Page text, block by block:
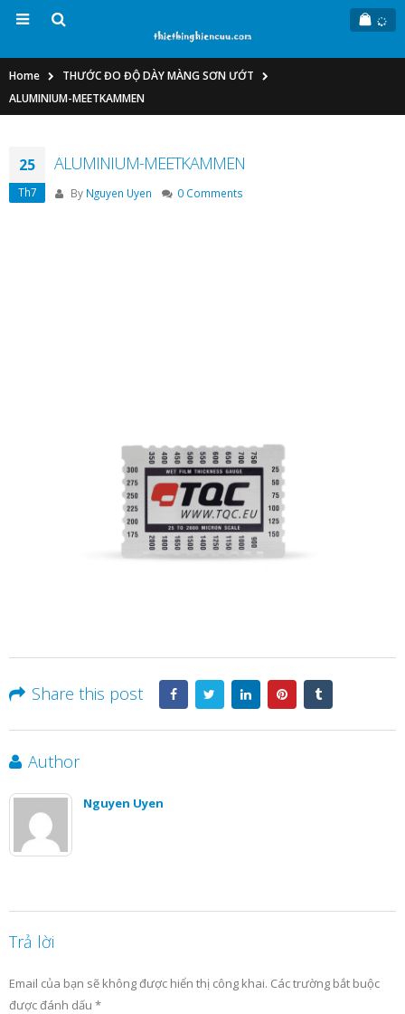
Home
THƯỚC ĐO ĐỘ DÀY MÀNG SƠN ƯỚT
ALUMINIUM-MEETKAMMEN
25
Th7
ALUMINIUM-MEETKAMMEN
By Nguyen Uyen 0 Comments
Share this post
Author
Nguyen Uyen
Trả lời
Email của bạn sẽ không được hiển thị công khai. Các trường bắt buộc
được đánh dấu *